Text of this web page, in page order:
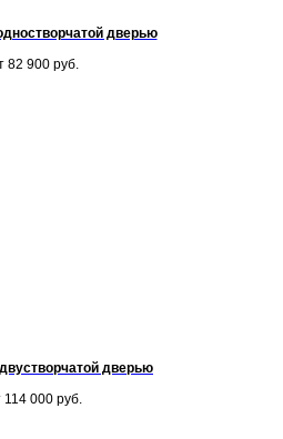
дверью
82 900 руб.
дверью
114 000 руб.